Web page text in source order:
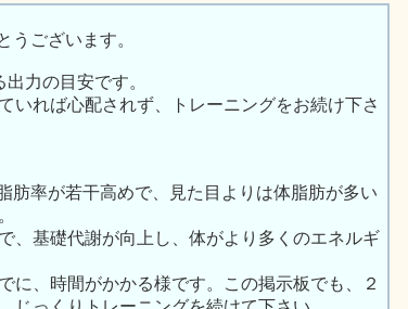
うございます。
力の目安です。
いれば心配されず、トレーニングをお続け下さ
肪率が若干高めで、見た目よりは体脂肪が多い
、基礎代謝が向上し、体がより多くのエネルギ
に、時間がかかる様です。この掲示板でも、２